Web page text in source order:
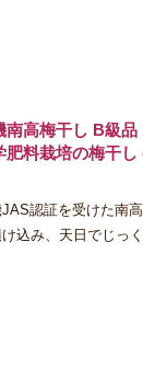
南高梅干し B級
肥料栽培の梅干し
認証を受けた南
込み、天日でじっ